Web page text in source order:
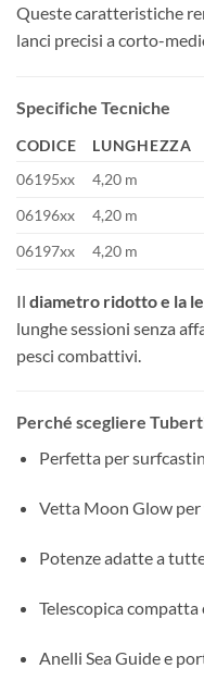
Queste caratteristiche
lanci precisi a corto-
Specifiche Tecniche
CODICE LUNGHEZZA
06195xx
4,20 m
06196xx
4,20 m
06197xx
4,20 m
Il diametro ridotto e la
lunghe sessioni senza
pesci combattivi.
Perché scegliere
Perfetta per
Vetta Moon Glow
Potenze adatte a
Telescopica
Anelli Sea Guide e